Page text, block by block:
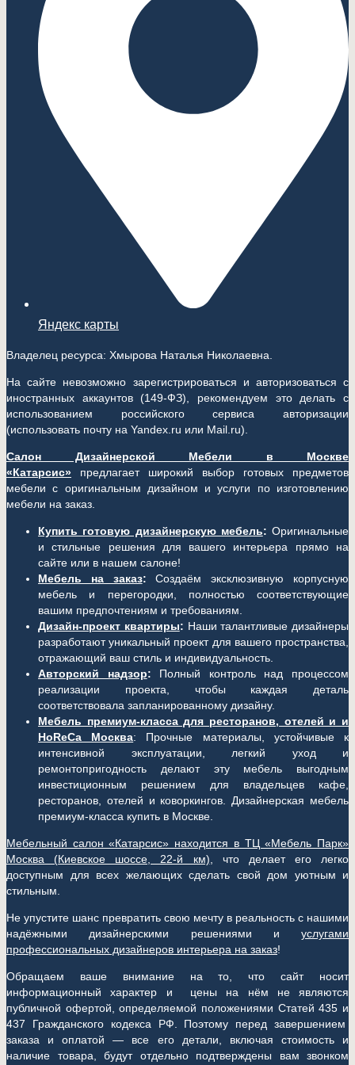
Яндекс карты
Владелец ресурса: Хмырова Наталья Николаевна.
На сайте невозможно зарегистрироваться и авторизоваться с
иностранных аккаунтов (149-ФЗ), рекомендуем это делать с
использованием российского сервиса авторизации
(использовать почту на Yandex.ru или Mail.ru).
Салон Дизайнерской Мебели в Москве
«Катарсис»
предлагает широкий выбор готовых предметов
мебели с оригинальным дизайном и услуги по изготовлению
мебели на заказ.
Купить готовую дизайнерскую мебель: Оригинальные
и стильные решения для вашего интерьера прямо на
сайте или в нашем салоне!
Мебель на заказ: Создаём эксклюзивную корпусную
мебель и перегородки, полностью соответствующие
вашим предпочтениям и требованиям.
Дизайн-проект квартиры: Наши талантливые дизайнеры
разработают уникальный проект для вашего пространства,
отражающий ваш стиль и индивидуальность.
Авторский надзор: Полный контроль над процессом
реализации проекта, чтобы каждая деталь
соответствовала запланированному дизайну.
Мебель премиум-класса для ресторанов, отелей и и
HoReCa Москва: Прочные материалы, устойчивые к
интенсивной эксплуатации, легкий уход и
ремонтопригодность делают эту мебель выгодным
инвестиционным решением для владельцев кафе,
ресторанов, отелей и коворкингов. Дизайнерская мебель
премиум-класса купить в Москве.
Мебельный салон «Катарсис» находится в ТЦ «Мебель Парк»
Москва (Киевское шоссе, 22-й км) , что делает его легко
доступным для всех желающих сделать свой дом уютным и
стильным.
Не упустите шанс превратить свою мечту в реальность с нашими
надёжными дизайнерскими решениями и услугами
профессиональных дизайнеров интерьера на заказ!
Обращаем ваше внимание на то, что сайт носит
информационный характер и цены на нём не являются
публичной офертой, определяемой положениями Статей 435 и
437 Гражданского кодекса РФ. Поэтому перед завершением
заказа и оплатой — все его детали, включая стоимость и
наличие товара, будут отдельно подтверждены вам звонком